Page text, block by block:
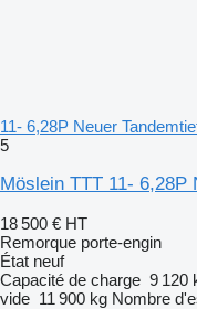
11- 6,28P Neuer
5
Möslein TTT 11- 6,28P
18 500 € HT
Remorque porte-engin
État neuf
Capacité de charge 9 120
vide 11 900 kg Nombre